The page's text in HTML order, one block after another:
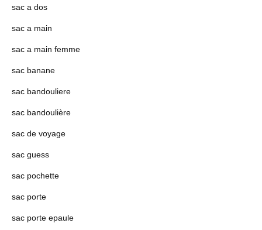
sac a dos
sac a main
sac a main femme
sac banane
sac bandouliere
sac bandoulière
sac de voyage
sac guess
sac pochette
sac porte
sac porte epaule